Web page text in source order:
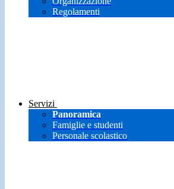
Regolamenti
Servizi
Panoramica
Famiglie e studenti
Personale scolastico